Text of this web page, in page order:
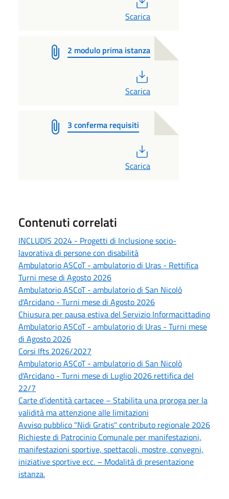
Scarica
2 modulo prima istanza
Scarica
3 conferma requisiti
Scarica
Contenuti correlati
INCLUDIS 2024 - Progetti di Inclusione socio-
lavorativa di persone con disabilità
Ambulatorio ASCoT - ambulatorio di Uras - Rettifica
Turni mese di Agosto 2026
Ambulatorio ASCoT - ambulatorio di San Nicolò
d'Arcidano - Turni mese di Agosto 2026
Chiusura per pausa estiva del Servizio Informacittadino
Ambulatorio ASCoT - ambulatorio di Uras - Turni mese
di Agosto 2026
Corsi Ifts 2026/2027
Ambulatorio ASCoT - ambulatorio di San Nicolò
d'Arcidano - Turni mese di Luglio 2026 rettifica del
22/7
Carte d’identità cartacee – Stabilita una proroga per la
validità ma attenzione alle limitazioni
Avviso pubblico "Nidi Gratis" contributo regionale 2026
Richieste di Patrocinio Comunale per manifestazioni,
manifestazioni sportive, spettacoli, mostre, convegni,
iniziative sportive ecc. – Modalità di presentazione
istanza.